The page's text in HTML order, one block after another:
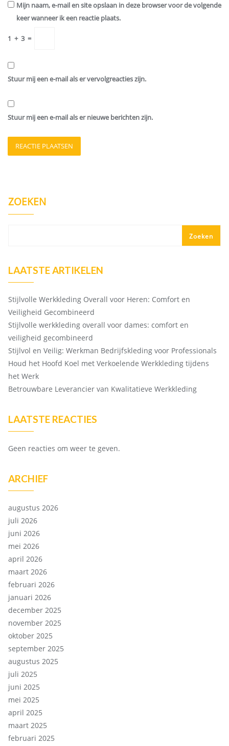
Mijn naam, e-mail en site opslaan in deze browser voor de volgende
keer wanneer ik een reactie plaats.
1 + 3 =
Stuur mij een e-mail als er vervolgreacties zijn.
Stuur mij een e-mail als er nieuwe berichten zijn.
ZOEKEN
Zoeken
LAATSTE ARTIKELEN
Stijlvolle Werkkleding Overall voor Heren: Comfort en
Veiligheid Gecombineerd
Stijlvolle werkkleding overall voor dames: comfort en
veiligheid gecombineerd
Stijlvol en Veilig: Werkman Bedrijfskleding voor Professionals
Houd het Hoofd Koel met Verkoelende Werkkleding tijdens
het Werk
Betrouwbare Leverancier van Kwalitatieve Werkkleding
LAATSTE REACTIES
Geen reacties om weer te geven.
ARCHIEF
augustus 2026
juli 2026
juni 2026
mei 2026
april 2026
maart 2026
februari 2026
januari 2026
december 2025
november 2025
oktober 2025
september 2025
augustus 2025
juli 2025
juni 2025
mei 2025
april 2025
maart 2025
februari 2025